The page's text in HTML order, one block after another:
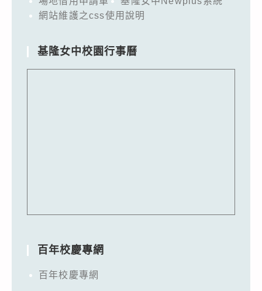
網站維護之css使用說明
基隆女中校園行事曆
百年校慶專網
百年校慶專網